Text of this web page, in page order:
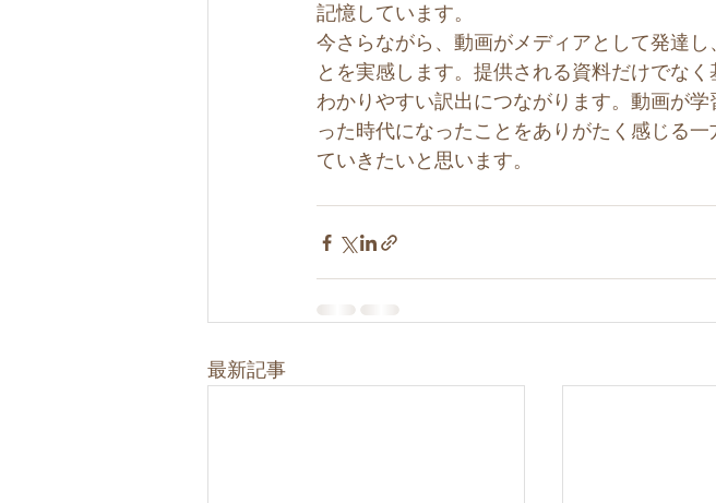
記憶しています。
今さらながら、動画がメディアとして発達
とを実感します。提供される資料だけでな
わかりやすい訳出につながります。動画が
った時代になったことをありがたく感じる
ていきたいと思います。
最新記事